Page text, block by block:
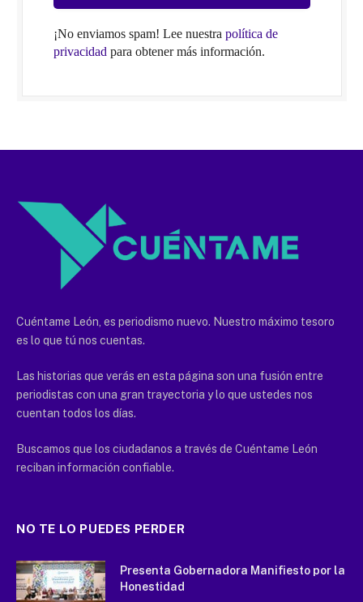
¡No enviamos spam! Lee nuestra política de
privacidad para obtener más información.
Cuéntame León, es periodismo nuevo. Nuestro máximo tesoro
es lo que tú nos cuentas.
Las historias que verás en esta página son una fusión entre
periodistas con una gran trayectoria y lo que ustedes nos
cuentan todos los días.
Buscamos que los ciudadanos a través de Cuéntame León
reciban información confiable.
NO TE LO PUEDES PERDER
Presenta Gobernadora Manifiesto por la
Honestidad